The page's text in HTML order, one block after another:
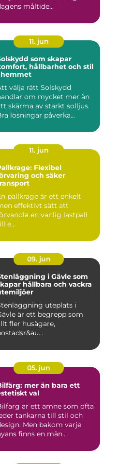
måltide...
11. jun
som skapar
hållbarhet och stil
välja rätt Solskydd
om mycket mer än
skärma av starkt solljus.
lösningar påverka...
11. jun
Flexibel
och säker
pallkrage är ett enkelt
effektivt sätt att
en vanlig lastpall
e...
09. jun
i Gävle som
hållbara och vackra
uteplats i
är ett begrepp som
fler husägare,
05. jun
mer än bara ett
val
är ett ämne som ofta
tankarna till stil och
Men bakom varje
finns en män...